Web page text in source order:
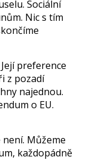
Sociální
Nic s tím
preference
z pozadí
najednou.
o EU.
Můžeme
každopádně